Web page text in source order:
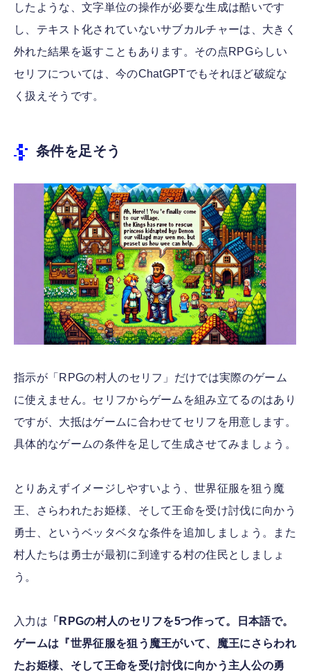
したような、文字単位の操作が必要な生成は酷いです
し、テキスト化されていないサブカルチャーは、大きく
外れた結果を返すこともあります。その点RPGらしい
セリフについては、今のChatGPTでもそれほど破綻な
く扱えそうです。
条件を足そう
指示が「RPGの村人のセリフ」だけでは実際のゲーム
に使えません。セリフからゲームを組み立てるのはあり
ですが、大抵はゲームに合わせてセリフを用意します。
具体的なゲームの条件を足して生成させてみましょう。
とりあえずイメージしやすいよう、世界征服を狙う魔
王、さらわれたお姫様、そして王命を受け討伐に向かう
勇士、というベッタベタな条件を追加しましょう。また
村人たちは勇士が最初に到達する村の住民としましょ
う。
入力は 「RPGの村人のセリフを5つ作って。日本語で。
ゲームは『世界征服を狙う魔王がいて、魔王にさらわれ
たお姫様、そして王命を受け討伐に向かう主人公の勇